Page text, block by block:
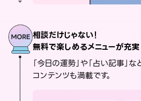
相談だけじゃない！
無料で楽しめるメニューが充実
「今日の運勢」や「占い記事」
コンテンツも満載です。